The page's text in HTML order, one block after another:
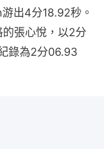
出4分18.92秒。
張心悅，以2分
錄為2分06.93